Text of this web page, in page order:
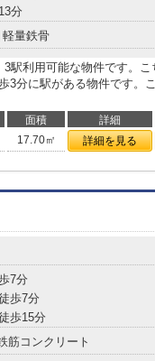
分
軽量鉄骨
駅利用可能な物件です。こ
3分に駅がある物件です。
面積 詳細
17.70㎡ 詳細を見る
7分
歩7分
歩15分
筋コンクリート